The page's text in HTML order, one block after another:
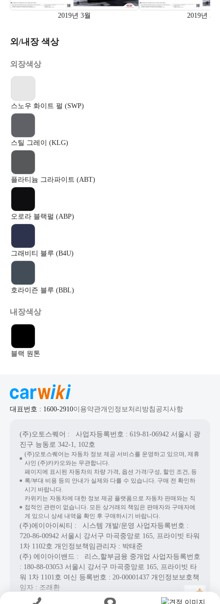
2019년 3월 2019년 3월
외/내장 색상
외장색상
스노우 화이트 펄 (SWP)
스틸 그레이 (KLG)
플라티늄 그라파이트 (ABT)
오로라 블랙펄 (ABP)
그래비티 블루 (B4U)
호라이즌 블루 (BBL)
내장색상
블랙 원톤
대표번호 : 1600-2910이용약관개인정보처리방침 공지사항
(주)오토스퀘어 : 사업자등록번호 : 619-81-06942 서울시 광
진구 능동로 342-1, 102호
(주)오토스퀘어는 자동차 정보 제공 서비스를 운영하고 있으며, 제휴
사인 (주)카카오와는 무관합니다.
페이지에 표시된 자동차의 차량 가격, 옵션 가격/구성, 할인 조건, 등
록/부대 비용 등의 안내가 실제와 다를 수 있습니다. 구매 전 확인하
시기 바랍니다.
카위키는 자동차에 대한 정보 제공 플랫폼으로 자동차 판매와는 직
접적인 관련이 없습니다. 모든 상거래의 책임은 판매자와 구매자에
게 있으니 상세 내역을 확인 후 구매하시기 바랍니다.
(주)에이아이씨티 : 시스템 개발/운영 사업자등록번호 :
720-86-00942 서울시 강서구 마곡중앙로 165, 프라이빗 타워
1차 1102호 개인정보책임관리자 : 박태준
(주) 에이아이밴드 : 리스,할부금융 중개업 사업자등록번호
: 180-88-03053 서울시 강서구 마곡중앙로 165, 프라이빗 타
워 1차 1101호 여신 등록번호 : 20-00001437 개인정보보호책
임자 : 조래환
Copyright© AICT Co., Ltd. All Rights Reserved.